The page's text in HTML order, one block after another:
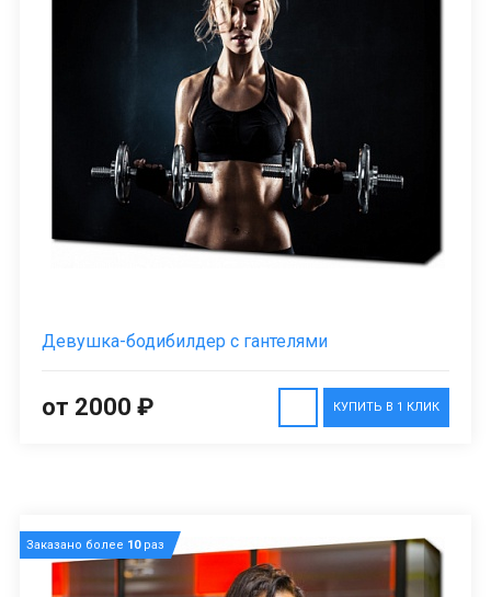
Девушка-бодибилдер с гантелями
КУПИТЬ В 1 КЛИК
от 2000 ₽
Заказано более 10раз